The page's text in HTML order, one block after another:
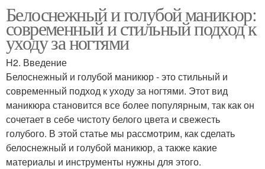
Белоснежный и голубой маникюр:
современный и стильный подход к
уходу за ногтями
H2. Введение
Белоснежный и голубой маникюр - это стильный и
современный подход к уходу за ногтями. Этот вид
маникюра становится все более популярным, так как он
сочетает в себе чистоту белого цвета и свежесть
голубого. В этой статье мы рассмотрим, как сделать
белоснежный и голубой маникюр, а также какие
материалы и инструменты нужны для этого.